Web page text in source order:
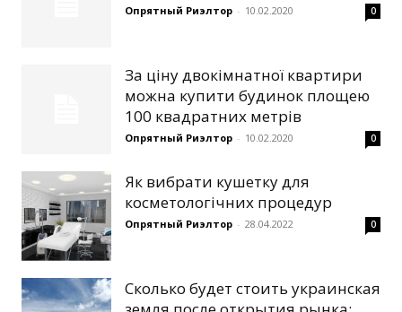
Опрятный Риэлтор - 10.02.2020 0
За ціну двокімнатної квартири
можна купити будинок площею
100 квадратних метрів
Опрятный Риэлтор - 10.02.2020 0
Як вибрати кушетку для
косметологічних процедур
Опрятный Риэлтор - 28.04.2022 0
Сколько будет стоить украинская